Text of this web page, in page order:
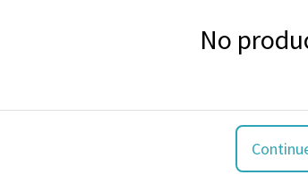
No